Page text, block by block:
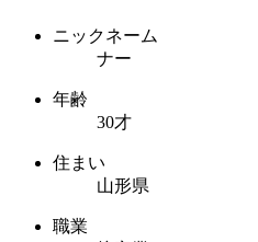
ニックネーム
ナー
年齢
30才
住まい
山形県
職業